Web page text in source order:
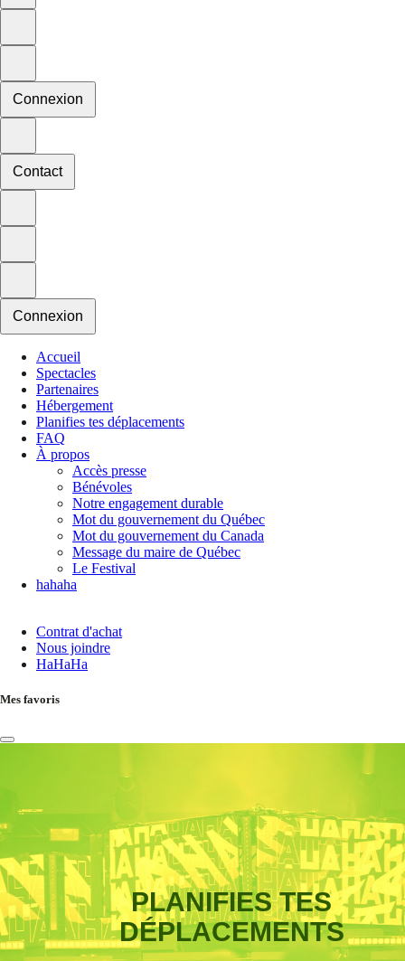
Connexion
Contact
Connexion
Accueil
Spectacles
Partenaires
Hébergement
Planifies tes déplacements
FAQ
À propos
Accès presse
Bénévoles
Notre engagement durable
Mot du gouvernement du Québec
Mot du gouvernement du Canada
Message du maire de Québec
Le Festival
hahaha
Contrat d'achat
Nous joindre
HaHaHa
Mes favoris
PLANIFIES TES
DÉPLACEMENTS